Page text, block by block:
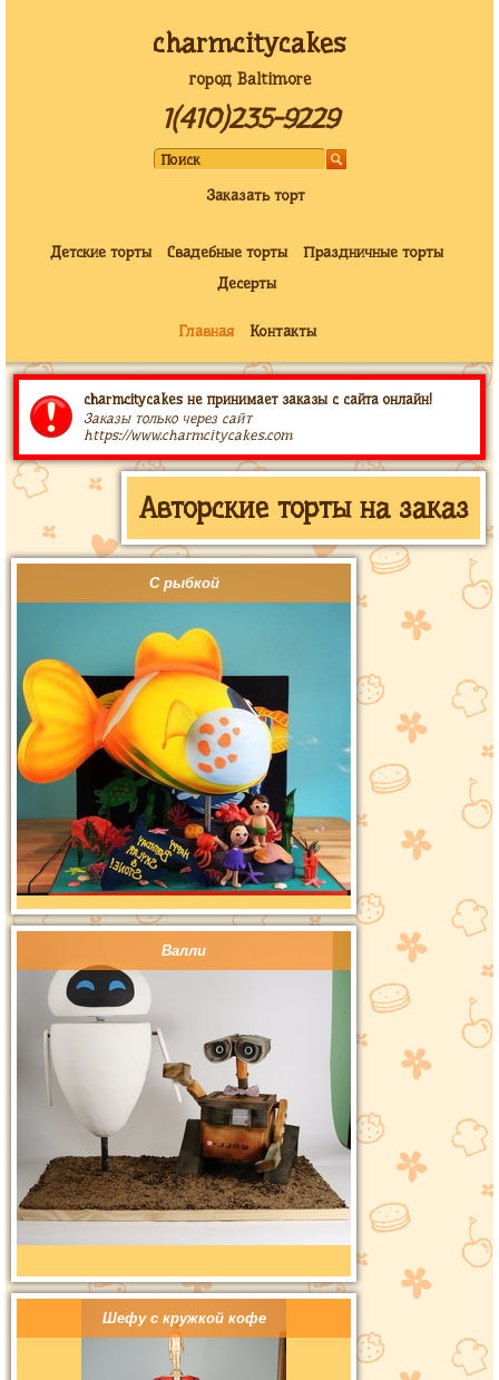
charmcitycakes
город Baltimore
1(410)235-9229
Заказать торт
Детские торты Свадебные торты
Праздничные торты
Десерты
Главная Контакты
charmcitycakes не принимает заказы с сайта онлайн!
Заказы только через сайт
https://www.charmcitycakes.com
Авторские торты на заказ
С рыбкой
Валли
Шефу с кружкой кофе